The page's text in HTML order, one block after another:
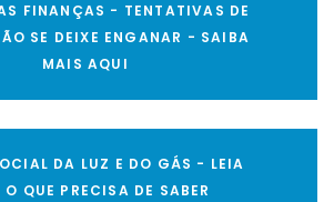
FINANÇAS - TENTATIVAS DE
SE DEIXE ENGANAR - SAIBA
MAIS AQUI
DA LUZ E DO GÁS - LEIA
QUE PRECISA DE SABER